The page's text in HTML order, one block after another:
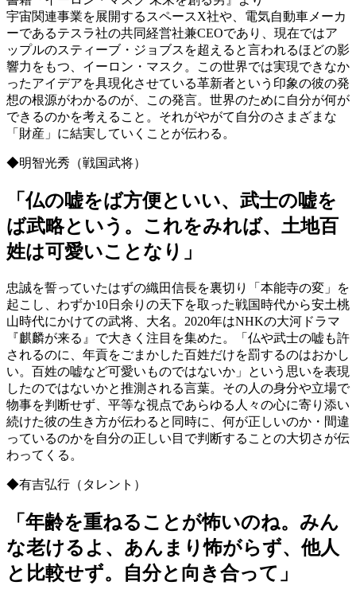
宇宙関連事業を展開するスペースX社や、電気自動車メーカ
ーであるテスラ社の共同経営社兼CEOであり、現在ではア
ップルのスティーブ・ジョブスを超えると言われるほどの影
響力をもつ、イーロン・マスク。この世界では実現できなか
ったアイデアを具現化させている革新者という印象の彼の発
想の根源がわかるのが、この発言。世界のために自分が何が
できるのかを考えること。それがやがて自分のさまざまな
「財産」に結実していくことが伝わる。
◆明智光秀（戦国武将）
「仏の嘘をば方便といい、武士の嘘を
ば武略という。これをみれば、土地百
姓は可愛いことなり」
忠誠を誓っていたはずの織田信長を裏切り「本能寺の変」を
起こし、わずか10日余りの天下を取った戦国時代から安土桃
山時代にかけての武将、大名。2020年はNHKの大河ドラマ
『麒麟が来る』で大きく注目を集めた。「仏や武士の嘘も許
されるのに、年貢をごまかした百姓だけを罰するのはおかし
い。百姓の嘘など可愛いものではないか」という思いを表現
したのではないかと推測される言葉。その人の身分や立場で
物事を判断せず、平等な視点であらゆる人々の心に寄り添い
続けた彼の生き方が伝わると同時に、何が正しいのか・間違
っているのかを自分の正しい目で判断することの大切さが伝
わってくる。
◆有吉弘行（タレント）
「年齢を重ねることが怖いのね。みん
な老けるよ、あんまり怖がらず、他人
と比較せず。自分と向き合って」